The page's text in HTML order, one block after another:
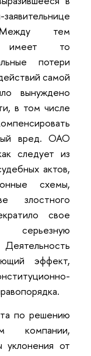
Между тем
имеет то
потери
самой
вынуждено
в том числе
вред. ОАО
следует из
актов,
схемы,
злостного
свое
серьезную
эффект,
по решению
компании,
уклонения от